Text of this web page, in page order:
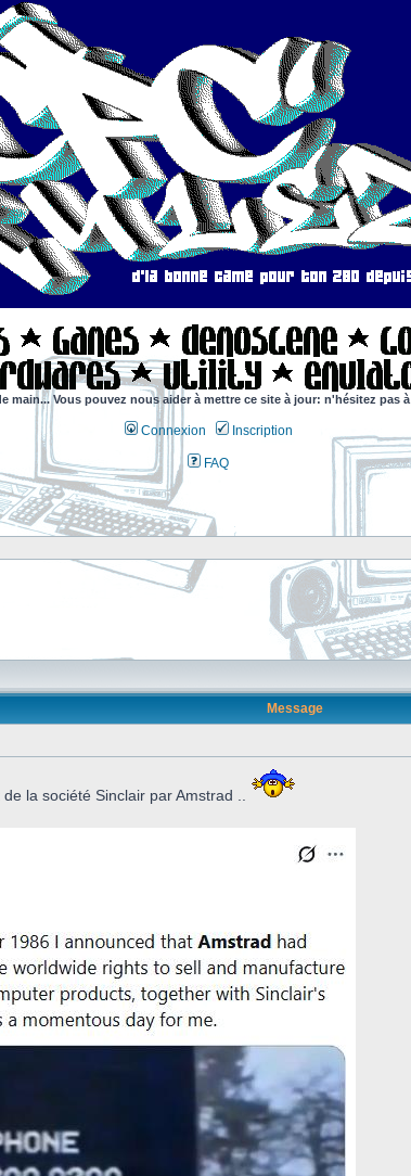
main... Vous pouvez nous aider à mettre ce site à jour: n'hésitez pas à
Connexion Inscription
FAQ
Message
la société Sinclair par Amstrad ..